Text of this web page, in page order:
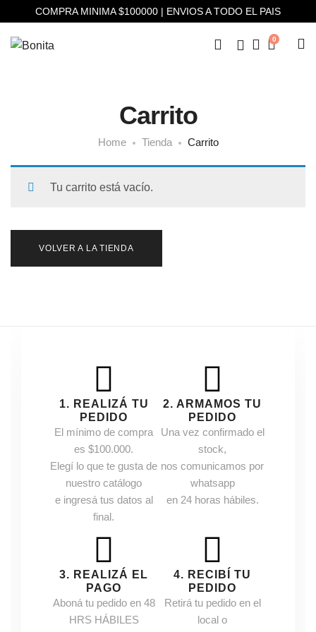
COMPRA MINIMA $100000 | ENVIOS A TODO EL PAIS
0
Carrito
Home Tienda Carrito
Tu carrito está vacío.
VOLVER A LA TIENDA
1. REALIZÁ TU
PEDIDO
El mínimo de compra
es $100.000.
Elegí lo que te gusta de
nuestro catálogo
e ingresá tus datos al
final.
2. ARMAMOS TU
PEDIDO
Una vez confirmado el
stock,
nos comunicamos por
whatsapp
en 24 horas hábiles.
3. REALIZÁ EL
PAGO
Aboná tu pedido en 48
HRS HÁBILES
4. RECIBÍ TU
PEDIDO
Retirá tu pedido en el
local o